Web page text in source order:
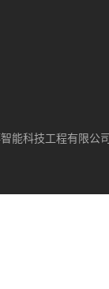
能科技工程有限公司